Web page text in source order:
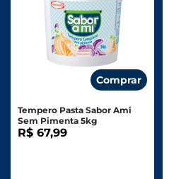
Comprar
Tempero Pasta Sabor Ami
Sem Pimenta 5kg
R$ 67,99